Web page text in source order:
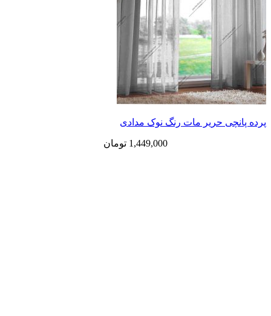
پرده پانچی حریر مات رنگ نوک مدادی
1,449,000 تومان